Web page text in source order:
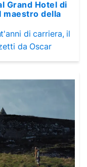
Grand Hotel di
maestro della
di carriera, il
da Oscar